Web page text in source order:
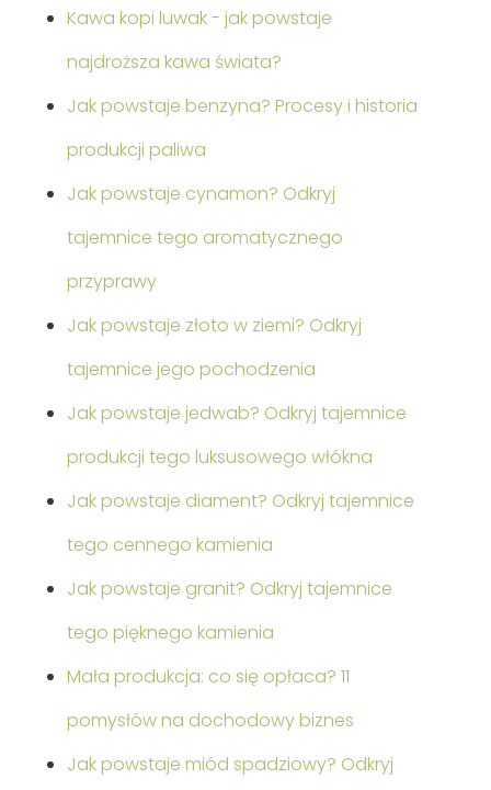
Kawa kopi luwak - jak powstaje
najdroższa kawa świata?
Jak powstaje benzyna? Procesy i historia
produkcji paliwa
Jak powstaje cynamon? Odkryj
tajemnice tego aromatycznego
przyprawy
Jak powstaje złoto w ziemi? Odkryj
tajemnice jego pochodzenia
Jak powstaje jedwab? Odkryj tajemnice
produkcji tego luksusowego włókna
Jak powstaje diament? Odkryj tajemnice
tego cennego kamienia
Jak powstaje granit? Odkryj tajemnice
tego pięknego kamienia
Mała produkcja: co się opłaca? 11
pomysłów na dochodowy biznes
Jak powstaje miód spadziowy? Odkryj